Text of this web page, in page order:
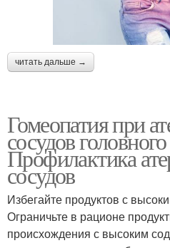
читать дальше →
Гомеопатия при
сосудов
Профилактика
сосудов
Избегайте продуктов с
Ограничьте в рационе
происхождения с высоким